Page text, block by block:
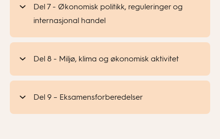
Del 7 - Økonomisk politikk, reguleringer og
internasjonal handel
Del 8 - Miljø, klima og økonomisk aktivitet
Del 9 – Eksamensforberedelser